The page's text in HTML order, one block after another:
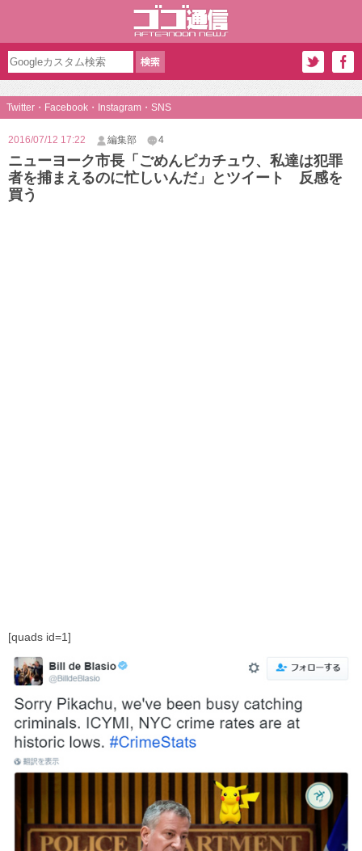
Twitter・Facebook・Instagram・SNS
2016/07/12 17:22 編集部 4
ニューヨーク市長「ごめんピカチュウ、私達は犯罪
者を捕まえるのに忙しいんだ」とツイート 反感を
買う
[quads id=1]